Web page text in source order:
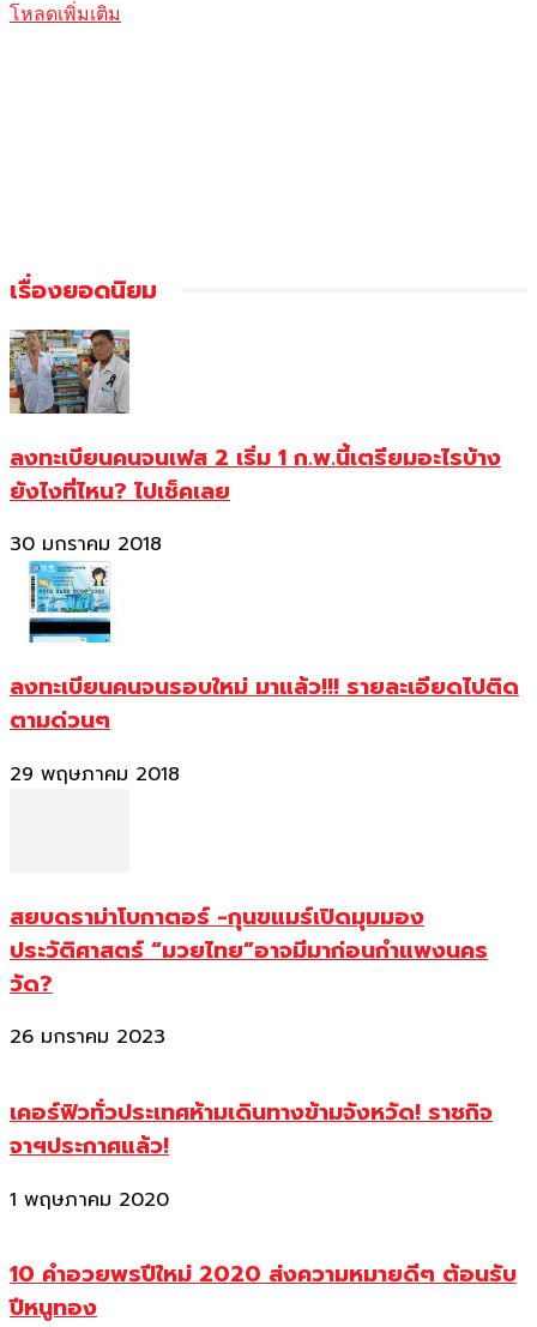
โหลดเพิ่มเติม
เรื่องยอดนิยม
ลงทะเบียนคนจนเฟส 2 เริ่ม 1 ก.พ.นี้เตรียมอะไรบ้าง
ยังไงที่ไหน? ไปเช็คเลย
30 มกราคม 2018
ลงทะเบียนคนจนรอบใหม่ มาแล้ว!!! รายละเอียดไปติด
ตามด่วนๆ
29 พฤษภาคม 2018
สยบดราม่าโบกาตอร์ -กุนขแมร์เปิดมุมมอง
ประวัติศาสตร์ “มวยไทย”อาจมีมาก่อนกำแพงนคร
วัด?
26 มกราคม 2023
เคอร์ฟิวทั่วประเทศห้ามเดินทางข้ามจังหวัด! ราชกิจ
จาฯประกาศแล้ว!
1 พฤษภาคม 2020
10 คำอวยพรปีใหม่ 2020 ส่งความหมายดีๆ ต้อนรับ
ปีหนูทอง